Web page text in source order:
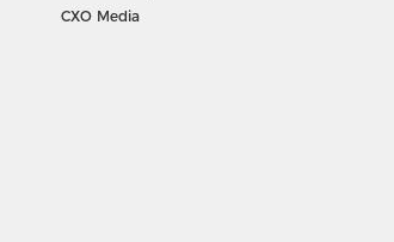
CXO Media